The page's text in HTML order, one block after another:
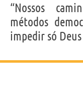
“Nossos
métodos
impedir só